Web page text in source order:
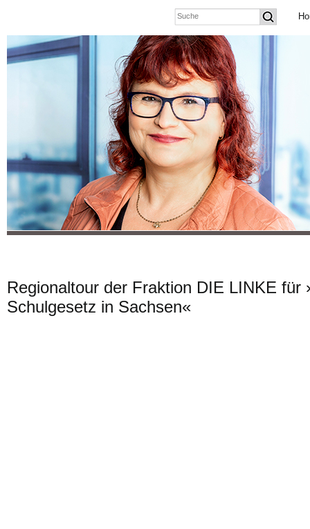
Regionaltour der Fraktion DIE LINKE für
Schulgesetz in Sachsen«